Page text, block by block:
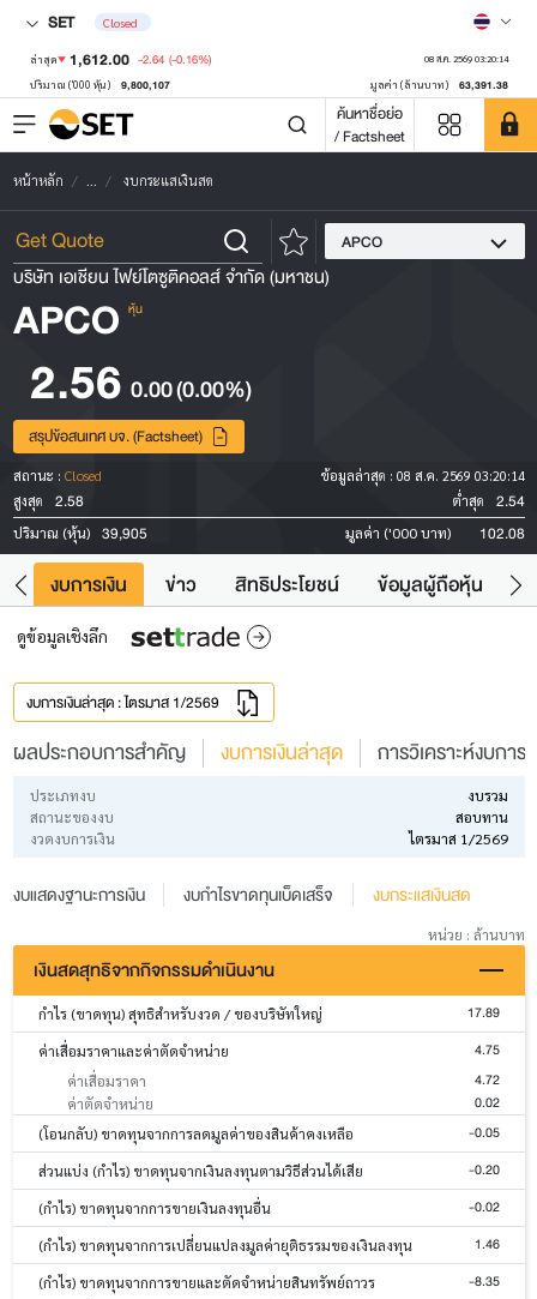
SET Closed
ล่าสุด 1,612.00 -2.64 (-0.16%) 08 ส.ค. 2569 03:20:14
ปริมาณ ('000 หุ้น) 9,800,107 มูลค่า (ล้านบาท) 63,391.38
ค้นหาชื่อย่อ
/ Factsheet
หน้าหลัก ... งบกระแสเงินสด
APCO
บริษัท เอเชียน ไฟย์โตซูติคอลส์ จำกัด (มหาชน)
APCO หุ้น
2.56 0.00(0.00%)
สรุปข้อสนเทศ บจ. (Factsheet)
สถานะ : Closed ข้อมูลล่าสุด : 08 ส.ค. 2569 03:20:14
สูงสุด
2.58 ต่ำสุด 2.54
ปริมาณ (หุ้น) 39,905 มูลค่า ('000 บาท) 102.08
งบการเงิน ข่าว สิทธิประโยชน์ ข้อมูลผู้ถือหุ้น
ดูข้อมูลเชิงลึก
งบการเงินล่าสุด : ไตรมาส 1/2569
ผลประกอบการสำคัญ งบการเงินล่าสุด การวิเคราะห์งบการ
ประเภทงบ
งบรวม
สถานะของงบ
สอบทาน
งวดงบการเงิน
ไตรมาส 1/2569
งบแสดงฐานะการเงิน งบกำไรขาดทุนเบ็ดเสร็จ งบกระแสเงินสด
หน่วย : ล้านบาท
เงินสดสุทธิจากกิจกรรมดำเนินงาน
กำไร (ขาดทุน) สุทธิสำหรับงวด / ของบริษัทใหญ่ 17.89
ค่าเสื่อมราคาและค่าตัดจำหน่าย 4.75
ค่าเสื่อมราคา 4.72
ค่าตัดจำหน่าย 0.02
(โอนกลับ) ขาดทุนจากการลดมูลค่าของสินค้าคงเหลือ -0.05
ส่วนแบ่ง (กำไร) ขาดทุนจากเงินลงทุนตามวิธีส่วนได้เสีย -0.20
(กำไร) ขาดทุนจากการขายเงินลงทุนอื่น -0.02
(กำไร) ขาดทุนจากการเปลี่ยนแปลงมูลค่ายุติธรรมของเงินลงทุน 1.46
(กำไร) ขาดทุนจากการขายและตัดจำหน่ายสินทรัพย์ถาวร -8.35